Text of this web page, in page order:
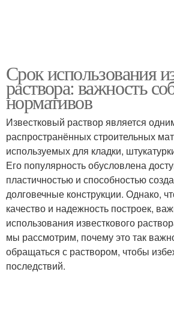
Срок использования
раствора: важность
нормативов
Известковый раствор является
распространённых строительных
используемых для кладки,
Его популярность обусловлена
пластичностью и способностью
долговечные конструкции. Однако,
качество и надежность построек,
использования известкового
мы рассмотрим, почему это так
обращаться с раствором, чтобы
последствий.